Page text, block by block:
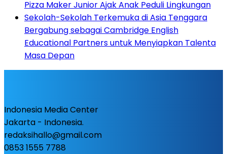
Pizza Maker Junior Ajak Anak Peduli Lingkungan
Sekolah-Sekolah Terkemuka di Asia Tenggara
Bergabung sebagai Cambridge English
Educational Partners untuk Menyiapkan Talenta
Masa Depan
Indonesia Media Center
Jakarta - Indonesia.
redaksihallo@gmail.com
0853 1555 7788